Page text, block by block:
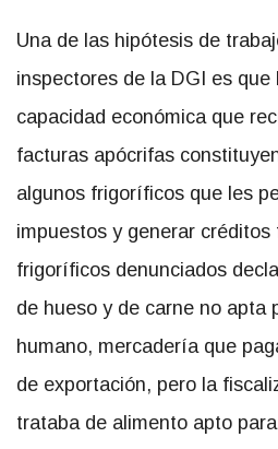
Una de las hipótesis de
inspectores de la DGI es
capacidad económica que
facturas apócrifas
algunos frigoríficos que les
impuestos y generar
frigoríficos denunciados
de hueso y de carne no apta
humano, mercadería que
de exportación, pero la
trataba de alimento apto